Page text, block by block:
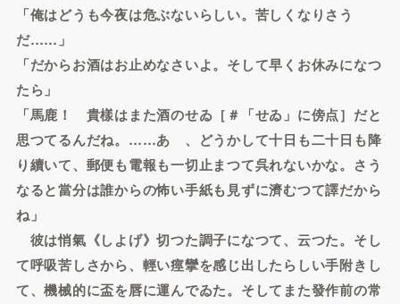
「俺はどうも今夜は危ぶないらしい。苦しくなりさう
だ……」
「だからお酒はお止めなさいよ。そして早くお休みになつ
たら」
「馬鹿！ 貴樣はまた酒のせゐ［＃「せゐ」に傍点］だと
思つてるんだね。……あゝ、どうかして十日も二十日も降
り續いて、郵便も電報も一切止まつて呉れないかな。さう
なると當分は誰からの怖い手紙も見ずに濟むつて譯だから
ね」
彼は悄氣《しよげ》切つた調子になつて、云つた。そし
て呼吸苦しさから、輕い痙攣を感じ出したらしい手附きし
て、機械的に盃を唇に運んでゐた。そしてまた發作前の常